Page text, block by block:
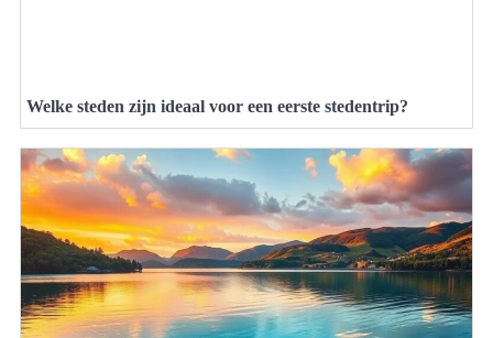
Welke steden zijn ideaal voor een eerste stedentrip?